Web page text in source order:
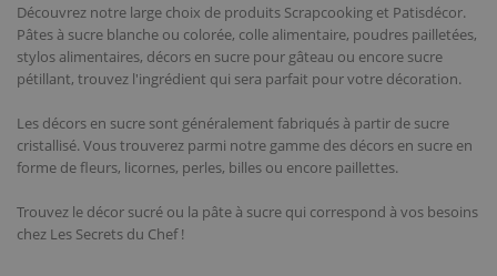
Découvrez notre large choix de produits Scrapcooking et Patisdécor.
Pâtes à sucre blanche ou colorée, colle alimentaire, poudres pailletées,
stylos alimentaires, décors en sucre pour gâteau ou encore sucre
pétillant, trouvez l'ingrédient qui sera parfait pour votre décoration.
Les décors en sucre sont généralement fabriqués à partir de sucre
cristallisé. Vous trouverez parmi notre gamme des décors en sucre en
forme de fleurs, licornes, perles, billes ou encore paillettes.
Trouvez le décor sucré ou la pâte à sucre qui correspond à vos besoins
chez Les Secrets du Chef !